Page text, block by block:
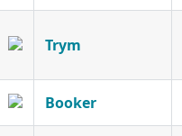
Trym
Booker